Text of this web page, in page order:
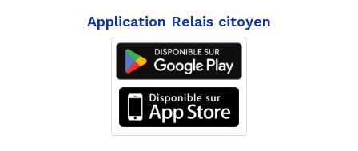
Application Relais citoyen